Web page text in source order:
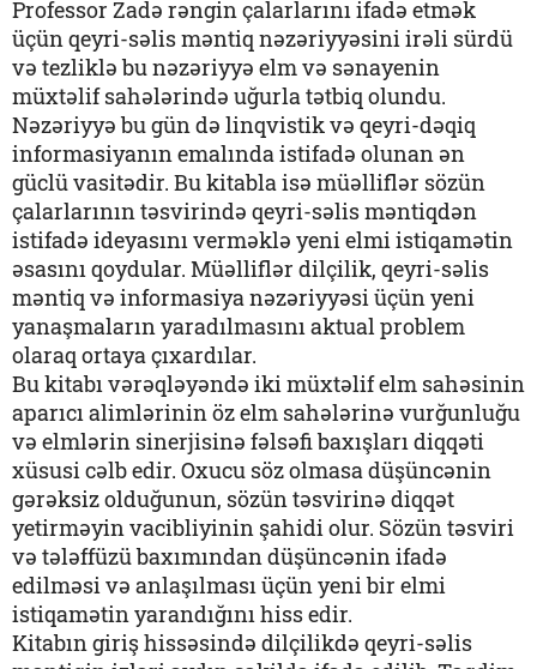
Professor Zadə rəngin çalarlarını ifadə etmək
üçün qeyri-səlis məntiq nəzəriyyəsini irəli sürdü
və tezliklə bu nəzəriyyə elm və sənayenin
müxtəlif sahələrində uğurla tətbiq olundu.
Nəzəriyyə bu gün də linqvistik və qeyri-dəqiq
informasiyanın emalında istifadə olunan ən
güclü vasitədir. Bu kitabla isə müəlliflər sözün
çalarlarının təsvirində qeyri-səlis məntiqdən
istifadə ideyasını verməklə yeni elmi istiqamətin
əsasını qoydular. Müəlliflər dilçilik, qeyri-səlis
məntiq və informasiya nəzəriyyəsi üçün yeni
yanaşmaların yaradılmasını aktual problem
olaraq ortaya çıxardılar.
Bu kitabı vərəqləyəndə iki müxtəlif elm sahəsinin
aparıcı alimlərinin öz elm sahələrinə vurğunluğu
və elmlərin sinerjisinə fəlsəfi baxışları diqqəti
xüsusi cəlb edir. Oxucu söz olmasa düşüncənin
gərəksiz olduğunun, sözün təsvirinə diqqət
yetirməyin vacibliyinin şahidi olur. Sözün təsviri
və tələffüzü baxımından düşüncənin ifadə
edilməsi və anlaşılması üçün yeni bir elmi
istiqamətin yarandığını hiss edir.
Kitabın giriş hissəsində dilçilikdə qeyri-səlis